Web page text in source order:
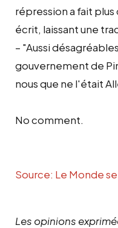
répression a fait
écrit, laissant une
– "Aussi
gouvernement de
nous que ne l'était
No comment.
Source: Le Monde
Les opinions